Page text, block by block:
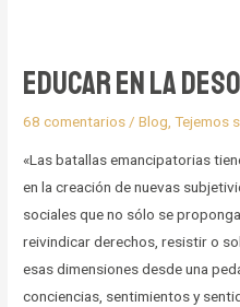
historia,
reflexiones
política
desde
la
no-
violencia
Educar en la
68 comentarios /Blog ,Tejemos
«Las batallas emancipatorias
en la creación de nuevas
sociales que no sólo se
reivindicar derechos, resistir o
esas dimensiones desde una
conciencias, sentimientos y